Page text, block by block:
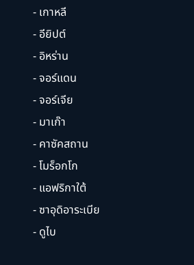
- เกาหลี
- อียิปต์
- อิหร่าน
- จอร์แดน
- จอร์เจีย
- มาเก๊า
- คาซัคสถาน
- โมร็อกโก
- แอฟริกาใต้
- ซาอุดิอาระเบีย
- ดูไบ